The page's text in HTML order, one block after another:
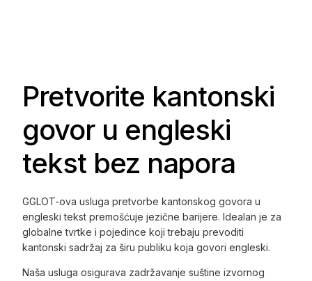
Pretvorite kantonski
govor u engleski
tekst bez napora
GGLOT-ova usluga pretvorbe kantonskog govora u
engleski tekst premošćuje jezične barijere. Idealan je za
globalne tvrtke i pojedince koji trebaju prevoditi
kantonski sadržaj za širu publiku koja govori engleski.
Naša usluga osigurava zadržavanje suštine izvornog